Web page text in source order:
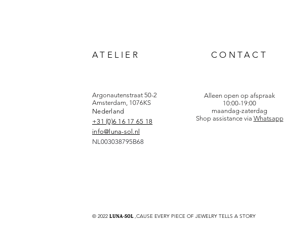
ATELIER CONTACT
Argonautenstraat 50-2
Amsterdam, 1076KS
Nederland
+31 (0)6 16 17 65 18
info@luna-sol.nl
NL003038795B68
Alleen open op afspraak
10:00-19:00
maandag-zaterdag
Shop assistance via Whatsapp
© 2022 LUNA-SOL ,CAUSE EVERY PIECE OF JEWELRY TELLS A STORY